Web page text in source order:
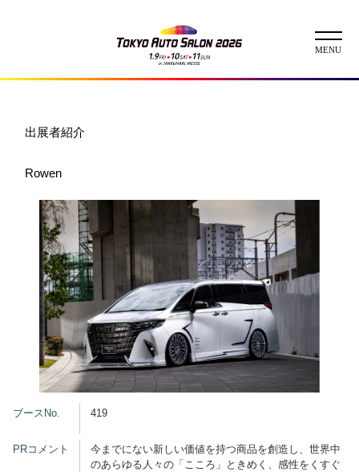
イベント
コンテスト
出展者
出展者一覧
展示車両一覧
イメージガール
グッズ
会場アクセス メディア・Media
出展者紹介
Rowen
ブースNo. 419
PRコメント
今までにない新しい価値を持つ商品を創造し、世界中
のあらゆる人々の「こころ」ときめく、感性をくすぐ